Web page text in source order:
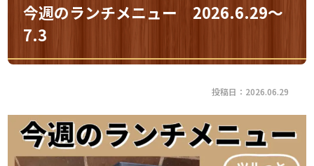
今週のランチメニュー 2026.6.29～
7.3
投稿日：2026.06.29